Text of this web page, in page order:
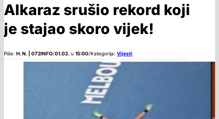
Alkaraz srušio rekord koji
je stajao skoro vijek!
Piše: H. N. | 072INFO/01.02. u 15:00/Kategorija: Vijesti